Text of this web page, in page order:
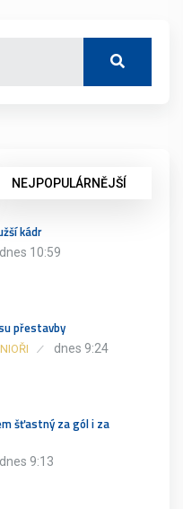
NEJPOPULÁRNĚJŠÍ
kádr
dnes 10:59
přestavby
dnes 9:24
šťastný za gól i za
dnes 9:13